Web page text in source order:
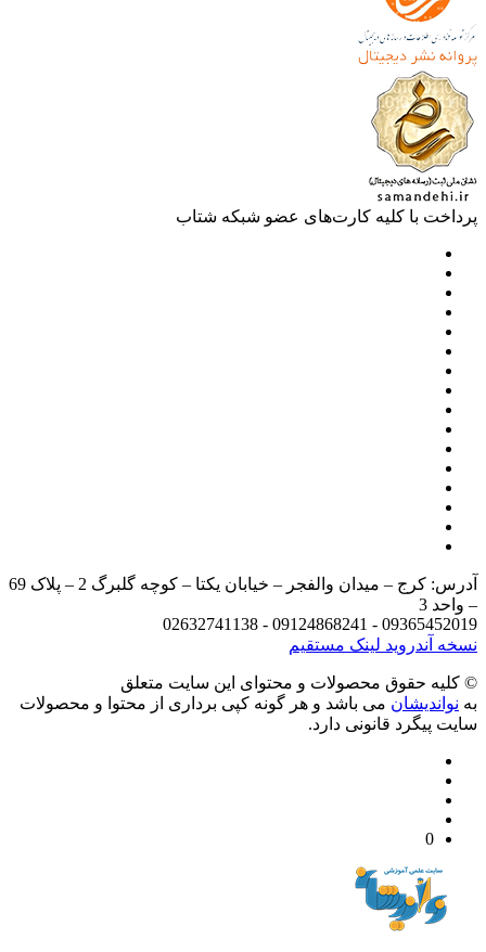
با کلیه کارت‌های عضو شبکه شتاب
آدرس: کرج – میدان والفجر – خیابان یکتا – کوچه گلبرگ 2 – پلاک 69
3
09365452019 - 09124868241 -
آندرویدلینک مستقیم
حقوق محصولات و محتوای اين سایت متعلق
می باشد و هر گونه کپی برداری از محتوا و محصولات
پیگرد قانونی دارد.